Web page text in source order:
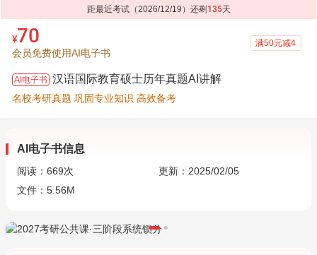
距最近考试（2026/12/19）还剩 135天
¥70
会员免费使用AI电子书
满50元减4
AI电子书 汉语国际教育硕士历年真题AI讲解
名校考研真题 巩固专业知识 高效备考
AI电子书信息
阅读： 669次
更新：2025/02/05
文件：5.56M